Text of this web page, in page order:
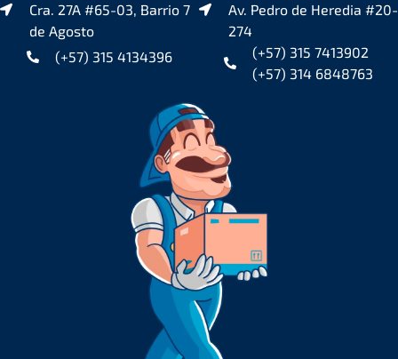
Cra. 27A #65-03, Barrio 7
de Agosto
(+57) 315 4134396
Av. Pedro de Heredia #20-
274
(+57) 315 7413902
(+57) 314 6848763